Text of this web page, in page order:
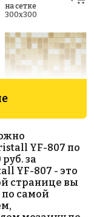
на сетке
300x300
AKS111
на сетке
327x327
YF-807 по
за
YF-807 - это
странице вы
самой